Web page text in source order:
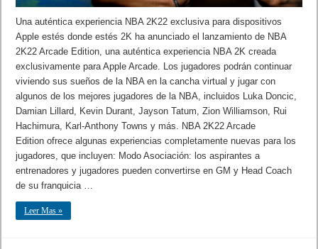
Una auténtica experiencia NBA 2K22 exclusiva para dispositivos
Apple estés donde estés 2K ha anunciado el lanzamiento de NBA
2K22 Arcade Edition, una auténtica experiencia NBA 2K creada
exclusivamente para Apple Arcade. Los jugadores podrán continuar
viviendo sus sueños de la NBA en la cancha virtual y jugar con
algunos de los mejores jugadores de la NBA, incluidos Luka Doncic,
Damian Lillard, Kevin Durant, Jayson Tatum, Zion Williamson, Rui
Hachimura, Karl-Anthony Towns y más. NBA 2K22 Arcade
Edition ofrece algunas experiencias completamente nuevas para los
jugadores, que incluyen: Modo Asociación: los aspirantes a
entrenadores y jugadores pueden convertirse en GM y Head Coach
de su franquicia …
Leer Mas »